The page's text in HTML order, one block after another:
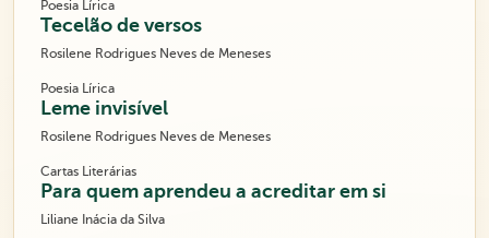
Poesia Lírica
Tecelão de versos
Rosilene Rodrigues Neves de Meneses
Poesia Lírica
Leme invisível
Rosilene Rodrigues Neves de Meneses
Cartas Literárias
Para quem aprendeu a acreditar em si
Liliane Inácia da Silva